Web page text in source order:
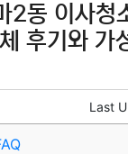
2동 이사청
후기와 가
Last